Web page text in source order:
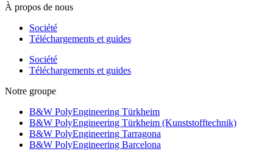
À propos de nous
Société
Téléchargements et guides
Société
Téléchargements et guides
Notre groupe
B&W PolyEngineering Türkheim
B&W PolyEngineering Türkheim (Kunststofftechnik)
B&W PolyEngineering Tarragona
B&W PolyEngineering Barcelona